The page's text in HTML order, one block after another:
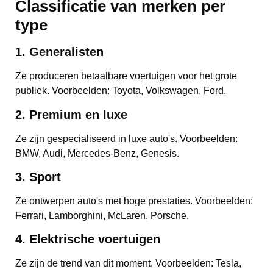
Classificatie van merken per
type
1. Generalisten
Ze produceren betaalbare voertuigen voor het grote
publiek. Voorbeelden: Toyota, Volkswagen, Ford.
2. Premium en luxe
Ze zijn gespecialiseerd in luxe auto's. Voorbeelden:
BMW, Audi, Mercedes-Benz, Genesis.
3. Sport
Ze ontwerpen auto's met hoge prestaties. Voorbeelden:
Ferrari, Lamborghini, McLaren, Porsche.
4. Elektrische voertuigen
Ze zijn de trend van dit moment. Voorbeelden: Tesla,